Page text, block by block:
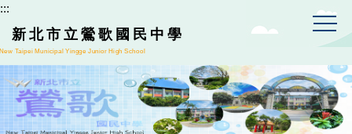
跳
到
主
要
內
容
區
:::
新北市立鶯歌國民中學
Taipei Municipal Yingge Junior High School